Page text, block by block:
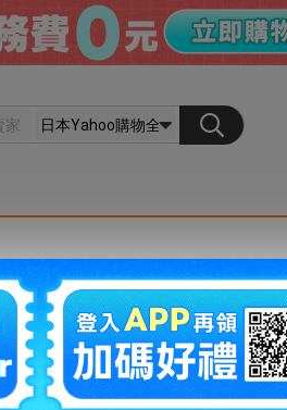
會員登入